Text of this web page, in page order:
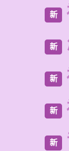
新
新
新
新
新